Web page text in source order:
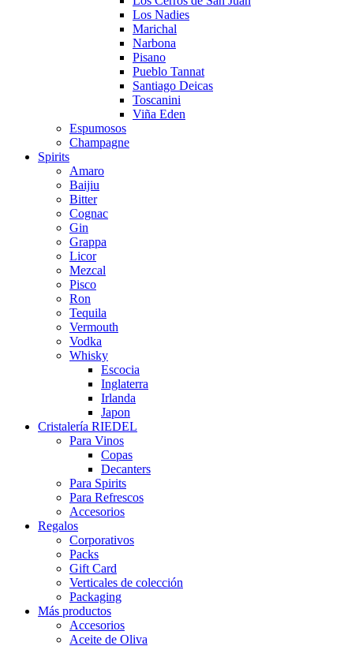
Los Nadies
Marichal
Narbona
Pisano
Pueblo Tannat
Santiago Deicas
Toscanini
Viña Eden
Espumosos
Champagne
Spirits
Amaro
Baijiu
Bitter
Cognac
Gin
Grappa
Licor
Mezcal
Pisco
Ron
Tequila
Vermouth
Vodka
Whisky
Escocia
Inglaterra
Irlanda
Japon
Cristalería RIEDEL
Para Vinos
Copas
Decanters
Para Spirits
Para Refrescos
Accesorios
Regalos
Corporativos
Packs
Gift Card
Verticales de colección
Packaging
Más productos
Accesorios
Aceite de Oliva